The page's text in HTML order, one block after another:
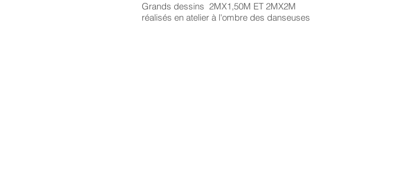
Grands dessins 2MX1,50M ET 2MX2M
réalisés en atelier à l'ombre des danseuses